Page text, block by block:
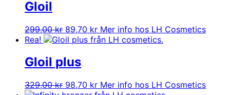
Gloil
299,00kr Det
ursprungliga
var:
299,00 kr.
89,70 krDet
nuvarande
Mer info hos LH Cosmetics
Rea!
Gloil plus
329,00kr Det
98,70 krDet
Mer info hos LH Cosmetics